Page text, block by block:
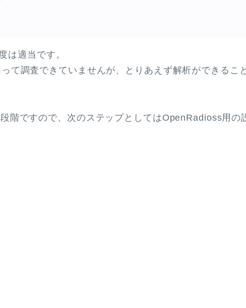
は適当です。
て調査できていませんが、とりあえず解析ができること
階ですので、次のステップとしてはOpenRadioss用の